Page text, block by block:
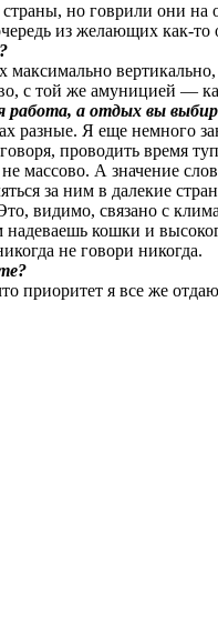
но говрили они на
из желающих как-
с той же амуницией —
а отдых вы
Я еще немного
проводить время
А значение
за ним в далекие
связано с
кошки и
не говори никогда.
я все же